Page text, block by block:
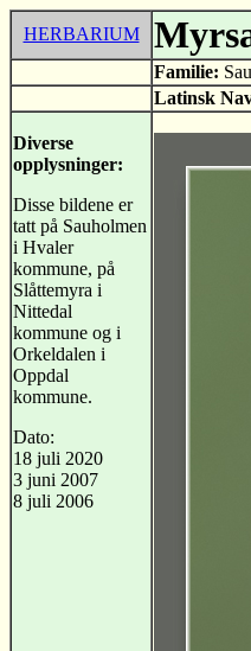
HERBARIUM
Familie:
Latinsk
Diverse
opplysninger:
Disse bildene er
tatt på Sauholmen
i Hvaler
kommune, på
Slåttemyra i
Nittedal
kommune og i
Orkeldalen i
Oppdal
kommune.
Dato:
18 juli 2020
3 juni 2007
8 juli 2006